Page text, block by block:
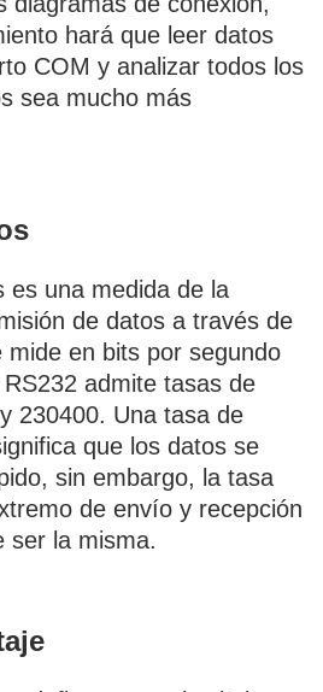
hará que leer datos
COM y analizar todos los
sea mucho más
es una medida de la
de datos a través de
mide en bits por segundo
admite tasas de
230400. Una tasa de
que los datos se
sin embargo, la tasa
de envío y recepción
ser la misma.